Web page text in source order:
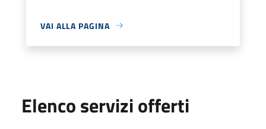
VAI ALLA PAGINA
Elenco servizi offerti